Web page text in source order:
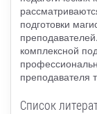
подготовки
комплексной
преподавателя
Список